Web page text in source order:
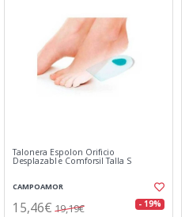
Talonera Espolon Orificio
Desplazable Comforsil Talla S
CAMPOAMOR
15,46€ 19,19€ - 19%